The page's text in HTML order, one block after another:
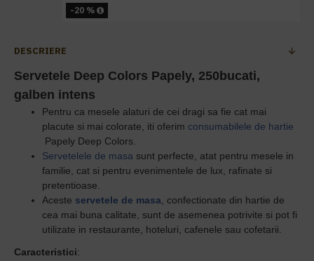
-20 %
DESCRIERE
Servetele Deep Colors Papely, 250bucati,
galben intens
Pentru ca mesele alaturi de cei dragi sa fie cat mai
placute si mai colorate, iti oferim consumabilele de hartie
Papely Deep Colors.
Servetelele de masa sunt perfecte, atat pentru mesele in
familie, cat si pentru evenimentele de lux, rafinate si
pretentioase.
Aceste servetele de masa
confectionate din hartie de
cea mai buna calitate, sunt de asemenea potrivite si pot fi
utilizate in restaurante, hoteluri, cafenele sau cofetarii.
Caracteristici: